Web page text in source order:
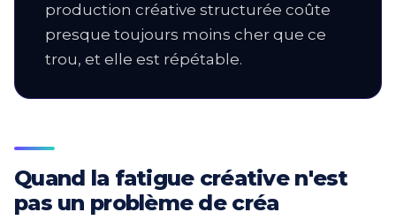
production créative structurée coûte
presque toujours moins cher que ce
trou, et elle est répétable.
Quand la fatigue créative n'est
pas un problème de créa